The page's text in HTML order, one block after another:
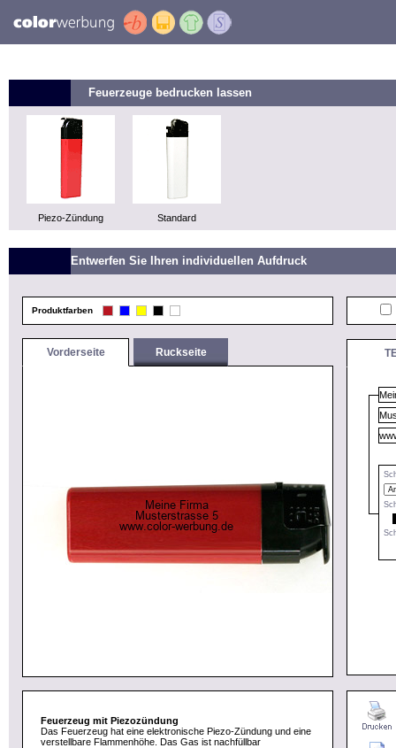
Feuerzeuge bedrucken lassen
Piezo-Zündung Standard
Entwerfen Sie Ihren individuellen Aufdruck
Produktfarben
Vorderseite Ruckseite
Feuerzeug mit Piezozündung
Das Feuerzeug hat eine elektronische Piezo-Zündung und eine
verstellbare Flammenhöhe. Das Gas ist nachfüllbar